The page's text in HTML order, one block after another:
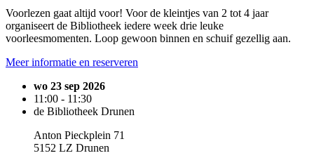
Voorlezen gaat altijd voor! Voor de kleintjes van 2 tot 4 jaar
organiseert de Bibliotheek iedere week drie leuke
voorleesmomenten. Loop gewoon binnen en schuif gezellig aan.
Meer informatie en reserveren
wo 23 sep 2026
11:00 - 11:30
de Bibliotheek Drunen
Anton Pieckplein 71
5152 LZ Drunen